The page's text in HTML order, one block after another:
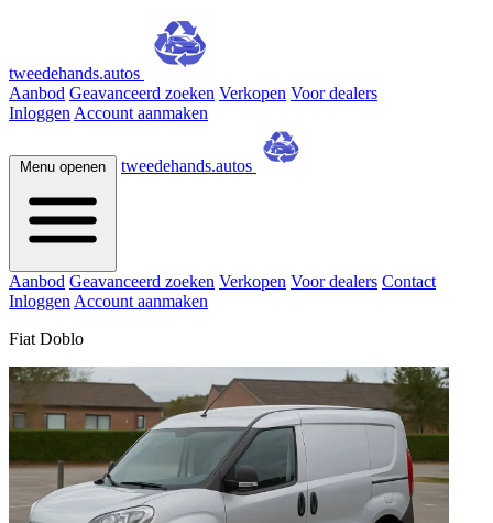
tweedehands.autos
Aanbod Geavanceerd zoeken Verkopen Voor dealers
Inloggen Account aanmaken
Menu openen tweedehands.autos
Aanbod Geavanceerd zoeken Verkopen Voor dealers Contact
Inloggen Account aanmaken
Fiat Doblo